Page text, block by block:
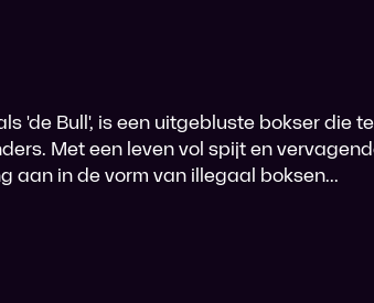
'de Bull', is een uitgebluste bokser die
Met een leven vol spijt en
aan in de vorm van illegaal boksen...